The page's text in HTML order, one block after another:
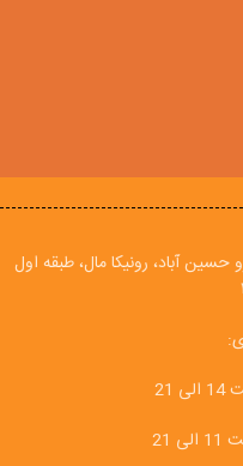
آباد، رونیکا مال، طبقه اول
21